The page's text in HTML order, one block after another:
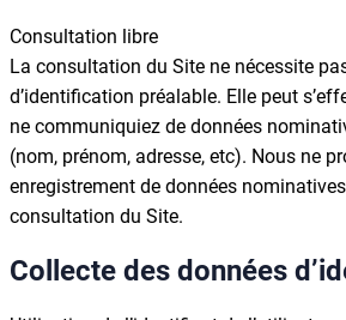
Consultation libre
La consultation du Site ne nécessite
d’identification préalable. Elle peut
ne communiquiez de données
(nom, prénom, adresse, etc). Nous ne
enregistrement de données
consultation du Site.
Collecte des données